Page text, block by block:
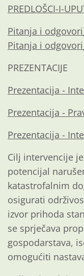
PREDLOŠCI-I-
Pitanja i
Pitanja i
PREZENTACIJE
Prezentacija -
Prezentacija -
Prezentacija -
Cilj intervencije
potencijal
katastrofalnim
osigurati
izvor prihoda
se sprječava
gospodarstava,
omogućiti